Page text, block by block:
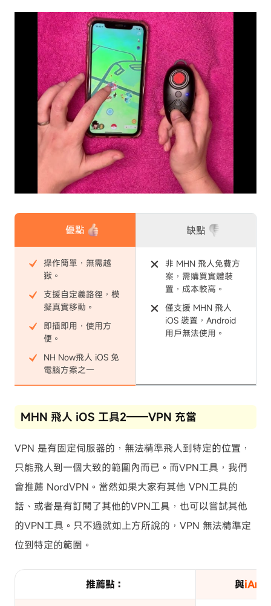
優點
操作簡單，無需越
獄。
支援自定義路徑，模
擬真實移動。
即插即用，使用方
便。
NH Now飛人 iOS 免
電腦方案之一
缺點
非 MHN 飛人免費方
案，需購買實體裝
置，成本較高。
僅支援 MHN 飛人
iOS 裝置，Android
用戶無法使用。
MHN 飛人 iOS 工具2——VPN 充當
VPN 是有固定伺服器的，無法精準飛人到特定的位置，
只能飛人到一個大致的範圍內而已。而VPN工具，我們
會推薦 NordVPN。當然如果大家有其他 VPN工具的
話、或者是有訂閱了其他的VPN工具，也可以嘗試其他
的VPN工具。只不過就如上方所說的，VPN 無法精準定
位到特定的範圍。
推薦點： 與